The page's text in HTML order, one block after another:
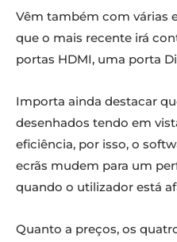
Vêm também com várias
que o mais recente irá
portas HDMI, uma porta
Importa ainda destacar
desenhados tendo em
eficiência, por isso, o
ecrãs mudem para um
quando o utilizador está
Quanto a preços, os